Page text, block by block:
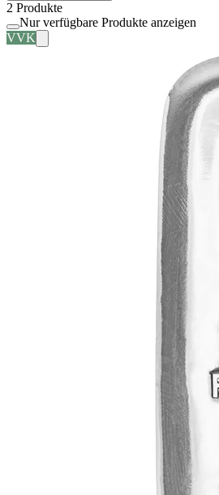
2 Produkte
Nur verfügbare Produkte anzeigen
VVK